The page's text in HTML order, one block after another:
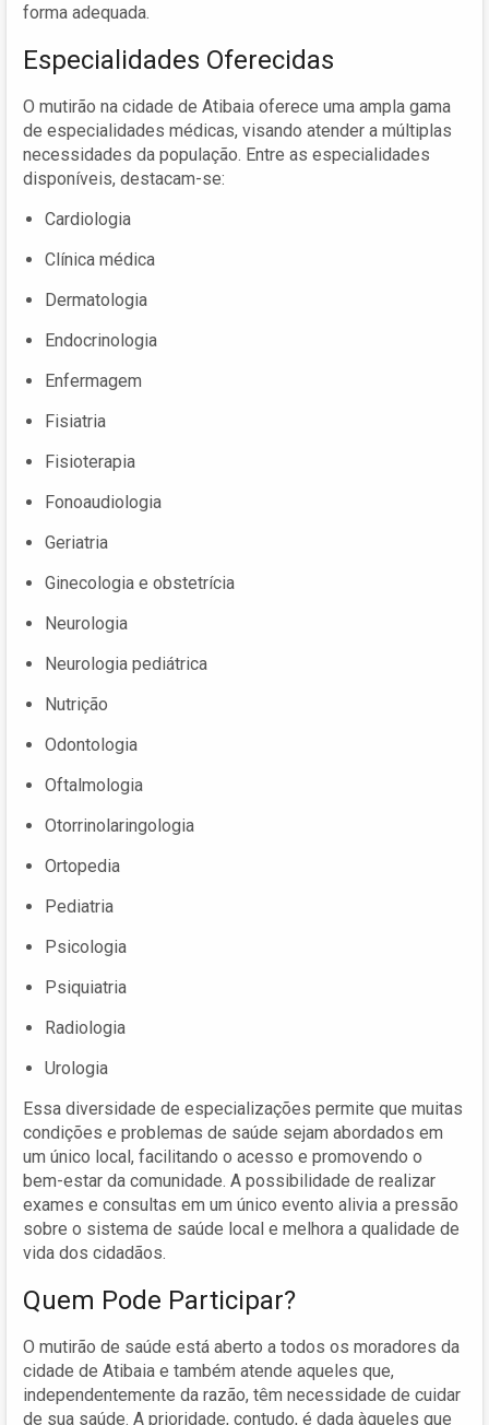
forma adequada.
Especialidades Oferecidas
O mutirão na cidade de Atibaia oferece uma ampla gama
de especialidades médicas, visando atender a múltiplas
necessidades da população. Entre as especialidades
disponíveis, destacam-se:
Cardiologia
Clínica médica
Dermatologia
Endocrinologia
Enfermagem
Fisiatria
Fisioterapia
Fonoaudiologia
Geriatria
Ginecologia e obstetrícia
Neurologia
Neurologia pediátrica
Nutrição
Odontologia
Oftalmologia
Otorrinolaringologia
Ortopedia
Pediatria
Psicologia
Psiquiatria
Radiologia
Urologia
Essa diversidade de especializações permite que muitas
condições e problemas de saúde sejam abordados em
um único local, facilitando o acesso e promovendo o
bem-estar da comunidade. A possibilidade de realizar
exames e consultas em um único evento alivia a pressão
sobre o sistema de saúde local e melhora a qualidade de
vida dos cidadãos.
Quem Pode Participar?
O mutirão de saúde está aberto a todos os moradores da
cidade de Atibaia e também atende aqueles que,
independentemente da razão, têm necessidade de cuidar
de sua saúde. A prioridade, contudo, é dada àqueles que